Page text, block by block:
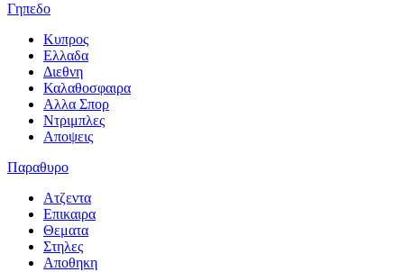
Γηπεδο
Κυπρος
Ελλαδα
Διεθνη
Καλαθοσφαιρα
Αλλα Σπορ
Ντριμπλες
Αποψεις
Παραθυρο
Ατζεντα
Επικαιρα
Θεματα
Στηλες
Αποθηκη